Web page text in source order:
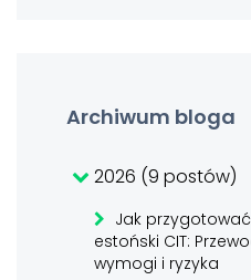
Archiwum bloga
2026 (9 postów)
Jak
estoński CIT:
wymogi i ryzyka